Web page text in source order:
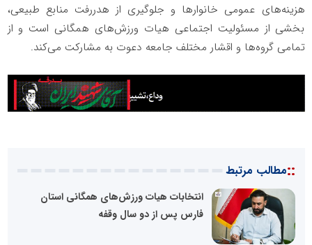
هزینه‌های عمومی خانوارها و جلوگیری از هدررفت منابع طبیعی،
بخشی از مسئولیت اجتماعی هیات ورزش‌های همگانی است و از
تمامی گروه‌ها و اقشار مختلف جامعه دعوت به مشارکت می‌کند.
::مطالب مرتبط
انتخابات هیات ورزش‌های همگانی استان
فارس پس از دو سال وقفه